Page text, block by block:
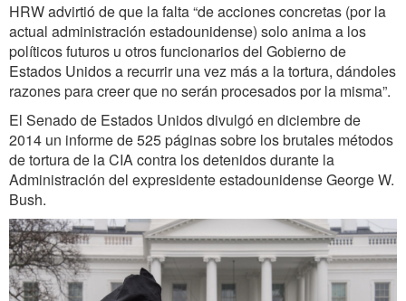
HRW advirtió de que la falta “de acciones concretas (por la
actual administración estadounidense) solo anima a los
políticos futuros u otros funcionarios del Gobierno de
Estados Unidos a recurrir una vez más a la tortura, dándoles
razones para creer que no serán procesados por la misma”.
El Senado de Estados Unidos divulgó en diciembre de
2014 un informe de 525 páginas sobre los brutales métodos
de tortura de la CIA contra los detenidos durante la
Administración del expresidente estadounidense George W.
Bush.